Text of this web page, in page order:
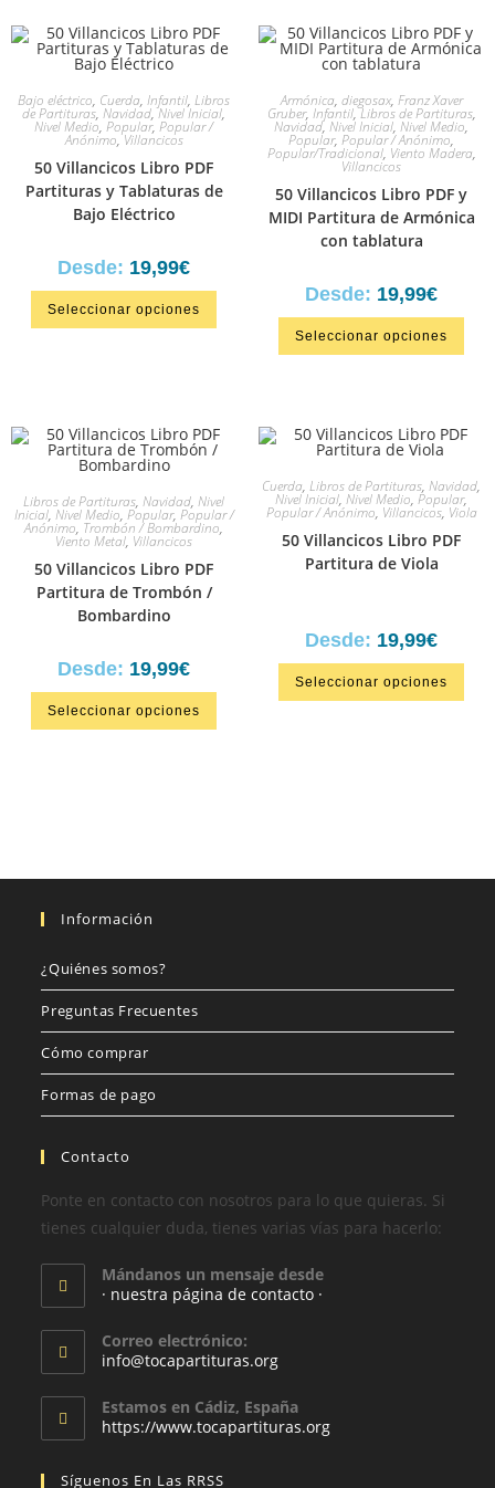
Bajo eléctrico, Cuerda, Infantil, Libros
de Partituras, Navidad,Nivel Inicial,
Nivel Medio, Popular, Popular /
Anónimo,Villancicos
50 Villancicos Libro PDF
Partituras y Tablaturas de
Bajo Eléctrico
Desde: 19,99€
Seleccionar opciones
Armónica, diegosax, Franz Xaver
Gruber, Infantil,Libros de Partituras,
Navidad, Nivel Inicial, Nivel Medio,
Popular, Popular / Anónimo,
Popular/Tradicional, Viento Madera,
Villancicos
50 Villancicos Libro PDF y
MIDI Partitura de Armónica
con tablatura
Desde: 19,99€
Seleccionar opciones
Libros de Partituras, Navidad, Nivel
Inicial, Nivel Medio, Popular, Popular /
Anónimo, Trombón / Bombardino,
Viento Metal, Villancicos
50 Villancicos Libro PDF
Partitura de Trombón /
Bombardino
Desde: 19,99€
Seleccionar opciones
Cuerda, Libros de Partituras, Navidad,
Nivel Inicial, Nivel Medio, Popular,
Popular / Anónimo, Villancicos, Viola
50 Villancicos Libro PDF
Partitura de Viola
Desde: 19,99€
Seleccionar opciones
Información
¿Quiénes somos?
Preguntas Frecuentes
Cómo comprar
Formas de pago
Contacto
Ponte en contacto con nosotros para lo que quieras. Si
tienes cualquier duda, tienes varias vías para hacerlo:
Mándanos un mensaje desde
· nuestra página de contacto ·
Correo electrónico:
info@tocapartituras.org
Estamos en Cádiz, España
https://www.tocapartituras.org
Síguenos En Las RRSS